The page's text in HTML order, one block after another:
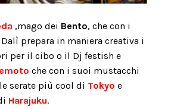
,mago dei Bento, che con i
prepara in maniera creativa i
per il cibo o il Dj festish e
che con i suoi mustacchi
serate più cool di Tokyo e
Harajuku.